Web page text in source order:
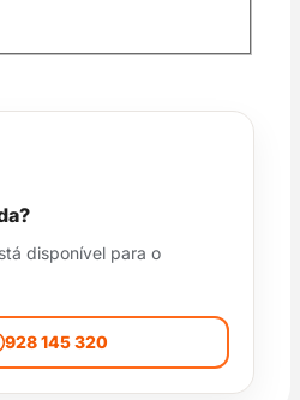
disponível para o
928 145 320